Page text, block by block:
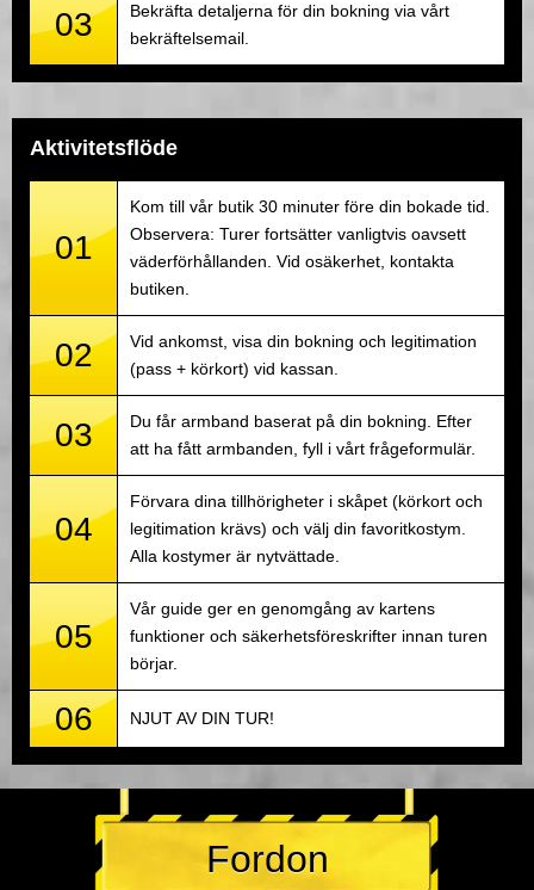
03
Bekräfta detaljerna för din bokning via vårt
bekräftelsemail.
Aktivitetsflöde
01
Kom till vår butik 30 minuter före din bokade tid.
Observera: Turer fortsätter vanligtvis oavsett
väderförhållanden. Vid osäkerhet, kontakta
butiken.
02
Vid ankomst, visa din bokning och legitimation
(pass + körkort) vid kassan.
03
Du får armband baserat på din bokning. Efter
att ha fått armbanden, fyll i vårt frågeformulär.
04
Förvara dina tillhörigheter i skåpet (körkort och
legitimation krävs) och välj din favoritkostym.
Alla kostymer är nytvättade.
05
Vår guide ger en genomgång av kartens
funktioner och säkerhetsföreskrifter innan turen
börjar.
06 NJUT AV DIN TUR!
Fordon